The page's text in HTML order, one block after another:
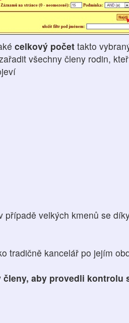
celkový počet takto
všechny členy rodin,
případě velkých kmenů se
tradičně kancelář po jejím
členy, aby provedli kontrolu